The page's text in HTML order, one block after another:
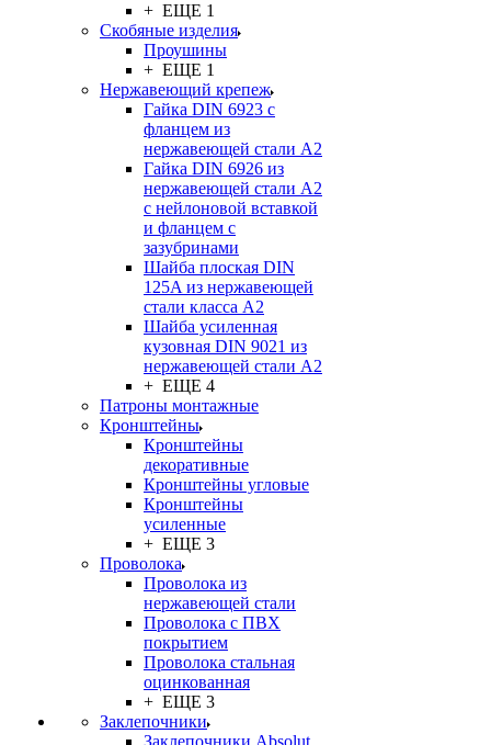
+ ЕЩЕ 1
Скобяные изделия
Проушины
+ ЕЩЕ 1
Нержавеющий крепеж
Гайка DIN 6923 с
фланцем из
нержавеющей стали А2
Гайка DIN 6926 из
нержавеющей стали А2
с нейлоновой вставкой
и фланцем с
зазубринами
Шайба плоская DIN
125A из нержавеющей
стали класса A2
Шайба усиленная
кузовная DIN 9021 из
нержавеющей стали А2
+ ЕЩЕ 4
Патроны монтажные
Кронштейны
Кронштейны
декоративные
Кронштейны угловые
Кронштейны
усиленные
+ ЕЩЕ 3
Проволока
Проволока из
нержавеющей стали
Проволока с ПВХ
покрытием
Проволока стальная
оцинкованная
+ ЕЩЕ 3
Заклепочники
Заклепочники Absolut